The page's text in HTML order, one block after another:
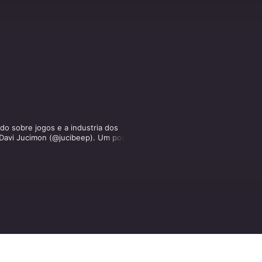
sobre jogos e a industria dos
Jucimon (@jucibeep). Um podcast